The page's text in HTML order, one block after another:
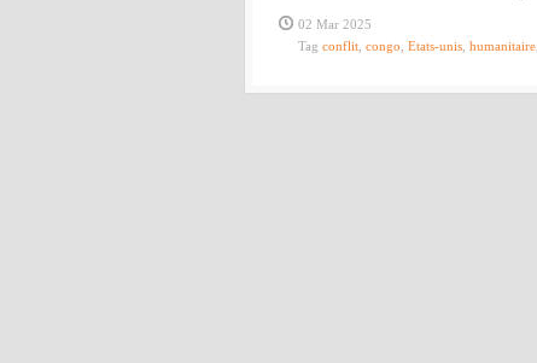
02 Mar 2025
Tag conflit congo Etats-unis humanitaire